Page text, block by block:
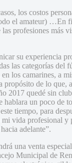
los costos
el amateur) …En
profesiones más
su experiencia
las categorías del
los camarines, a
de lo que,
2017 quedé sin
un poco de
tiempo, para
vida profesional y
adelante”.
una venta
Municipal de